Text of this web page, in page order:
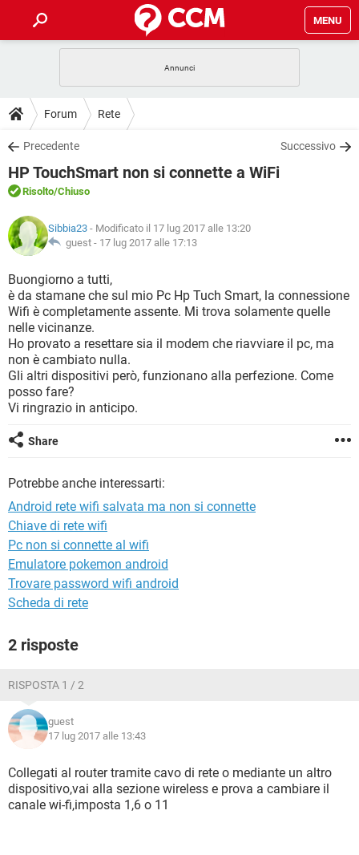
MENU
INTRATTENIMENTO
iOS
INSTAGRAM WHATSAPP
TIKTOK
HARDWARE
GUIDE
COVID-19
iOS
INSTAGRAM
TIKTOK FACEBOOK
DOWNLOAD
COVID-19 GAMING
INTRATTENIMENTO
iOS WINDOWS 10
INSTAGRAM
TIKTOK
HARDWARE
FORUM
COVID-19
INTRATTENIMENTO ANDROID
INSTAGRAM WHATSAPP
TIKTOK
HARDWARE
GLOSSARIO
COVID-19
INTRATTENIMENTO
iOS WINDOWS 10
INSTAGRAM WHATSAPP
TIKTOK
HARDWARE
Forum Rete
Precedente Successivo
HP TouchSmart non si connette a WiFi
Risolto/Chiuso
Sibbia23 - Modificato il 17 lug 2017 alle 13:20
guest - 17 lug 2017 alle 17:13
Buongiorno a tutti,
è da stamane che sul mio Pc Hp Tuch Smart, la connessione
Wifi è completamente assente. Mi trova solamente quelle
nelle vicinanze.
Ho provato a resettare sia il modem che riavviare il pc, ma
non è cambiato nulla.
Gli altri dispositivi però, funzionano alla perfezione. Come
posso fare?
Vi ringrazio in anticipo.
Share
Potrebbe anche interessarti:
Android rete wifi salvata ma non si connette
Chiave di rete wifi
Pc non si connette al wifi
Emulatore pokemon android
Trovare password wifi android
Scheda di rete
2 risposte
RISPOSTA 1 / 2
guest
17 lug 2017 alle 13:43
Collegati al router tramite cavo di rete o mediante un altro
dispositivo,vai alla sezione wireless e prova a cambiare il
canale wi-fi,imposta 1,6 o 11